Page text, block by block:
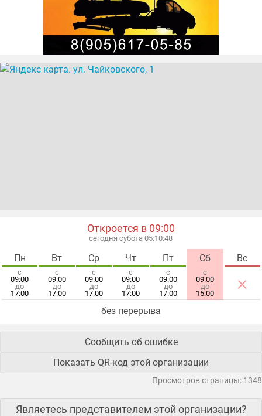
Откроется в 09:00
сегодня субота 05:10:49
Пн
с
09:00
до
17:00
Вт
с
09:00
до
17:00
Ср
с
09:00
до
17:00
Чт
с
09:00
до
17:00
Пт
с
09:00
до
17:00
Сб
с
09:00
до
15:00
Вс
×
без перерыва
Сообщить об ошибке
Показать QR-код этой организации
Просмотров страницы: 1348
Являетесь представителем этой организации?